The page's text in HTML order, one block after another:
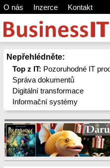
O nás Inzerce Kontakt
Nepřehlédněte:
Top z IT: Pozoruhodné IT
Správa dokumentů
Digitální transformace
Informační systémy